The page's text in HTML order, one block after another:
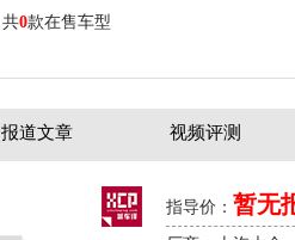
共0款在售车型
报道文章 视频评测
指导价： 暂无